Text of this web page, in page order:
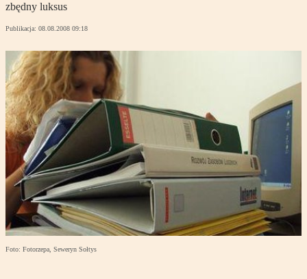
zbędny luksus
Publikacja: 08.08.2008 09:18
Foto: Fotorzepa, Seweryn Sołtys